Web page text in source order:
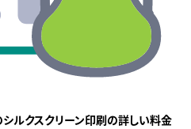
ルクスクリーン印刷の詳しい料金